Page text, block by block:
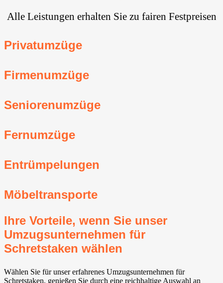
Alle Leistungen erhalten Sie zu fairen Festpreisen
Privatumzüge
Firmenumzüge
Seniorenumzüge
Fernumzüge
Entrümpelungen
Möbeltransporte
Ihre Vorteile, wenn Sie unser
Umzugsunternehmen für
Schretstaken wählen
Wählen Sie für unser erfahrenes Umzugsunternehmen für
Schretstaken, genießen Sie durch eine reichhaltige Auswahl an